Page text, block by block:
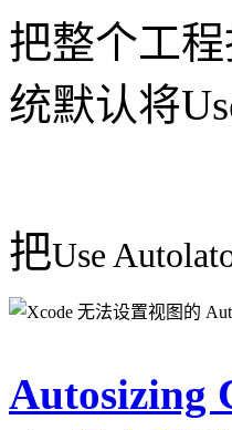
把整个工
统默认将
把Use
Autosizing